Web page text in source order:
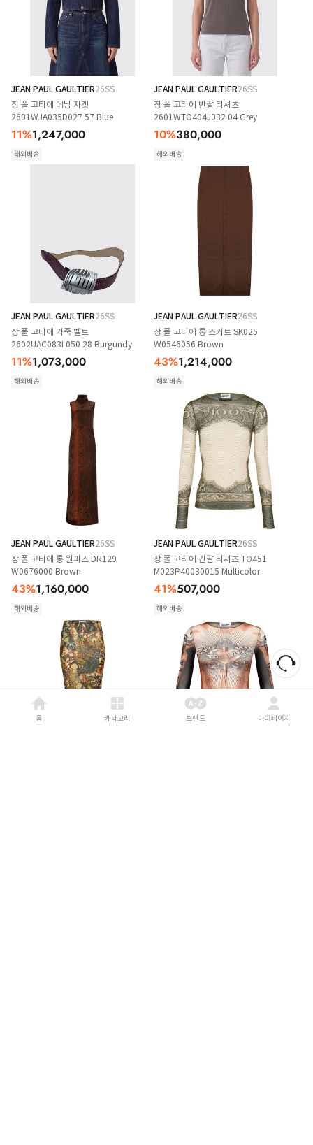
JEAN PAUL GAULTIER26SS
장 폴 고티에 데님 자켓
2601WJA035D027 57 Blue
11%1,247,000
해외배송
JEAN PAUL GAULTIER26SS
장 폴 고티에 반팔 티셔츠
2601WTO404J032 04 Grey
10%380,000
해외배송
JEAN PAUL GAULTIER26SS
장 폴 고티에 가죽 벨트
2602UAC083L050 28 Burgundy
11%1,073,000
해외배송
JEAN PAUL GAULTIER26SS
장 폴 고티에 롱 스커트 SK025
W0546056 Brown
43%1,214,000
해외배송
JEAN PAUL GAULTIER26SS
장 폴 고티에 롱 원피스 DR129
W0676000 Brown
43%1,160,000
해외배송
JEAN PAUL GAULTIER26SS
장 폴 고티에 긴팔 티셔츠 TO451
M023P40030015 Multicolor
41%507,000
해외배송
홈 카테고리 브랜드 마이페이지